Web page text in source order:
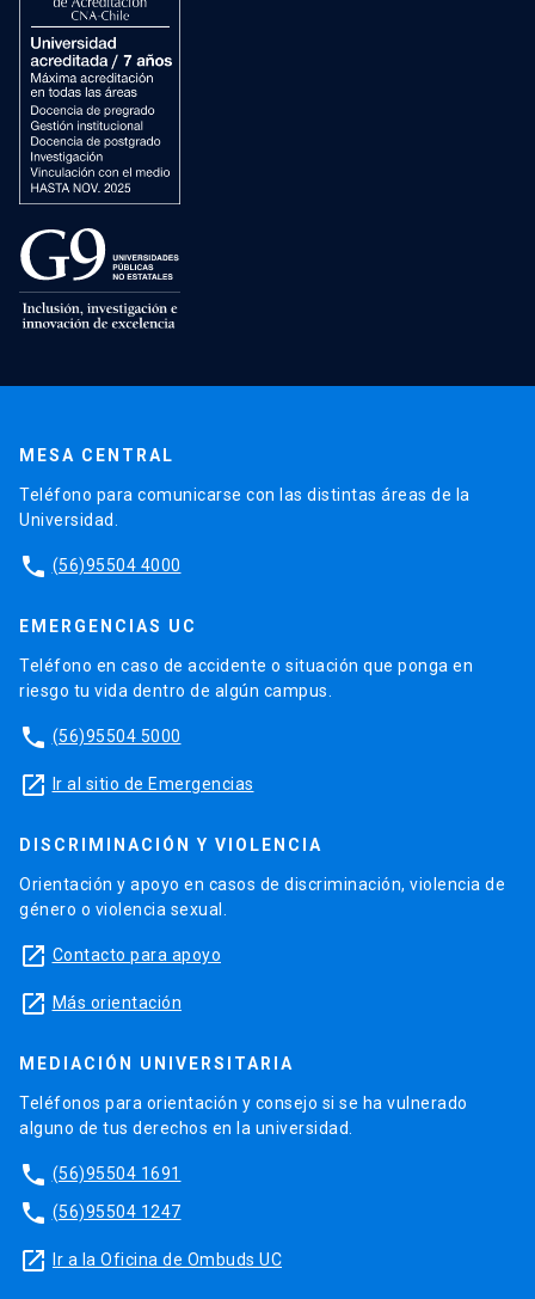
MESA CENTRAL
Teléfono para comunicarse con las distintas áreas de la
Universidad.
phone (56)95504 4000
EMERGENCIAS UC
Teléfono en caso de accidente o situación que ponga en
riesgo tu vida dentro de algún campus.
phone (56)95504 5000
launch Ir al sitio de Emergencias
DISCRIMINACIÓN Y VIOLENCIA
Orientación y apoyo en casos de discriminación, violencia de
género o violencia sexual.
launch Contacto para apoyo
launch Más orientación
MEDIACIÓN UNIVERSITARIA
Teléfonos para orientación y consejo si se ha vulnerado
alguno de tus derechos en la universidad.
phone (56)95504 1691
phone (56)95504 1247
launch Ir a la Oficina de Ombuds UC